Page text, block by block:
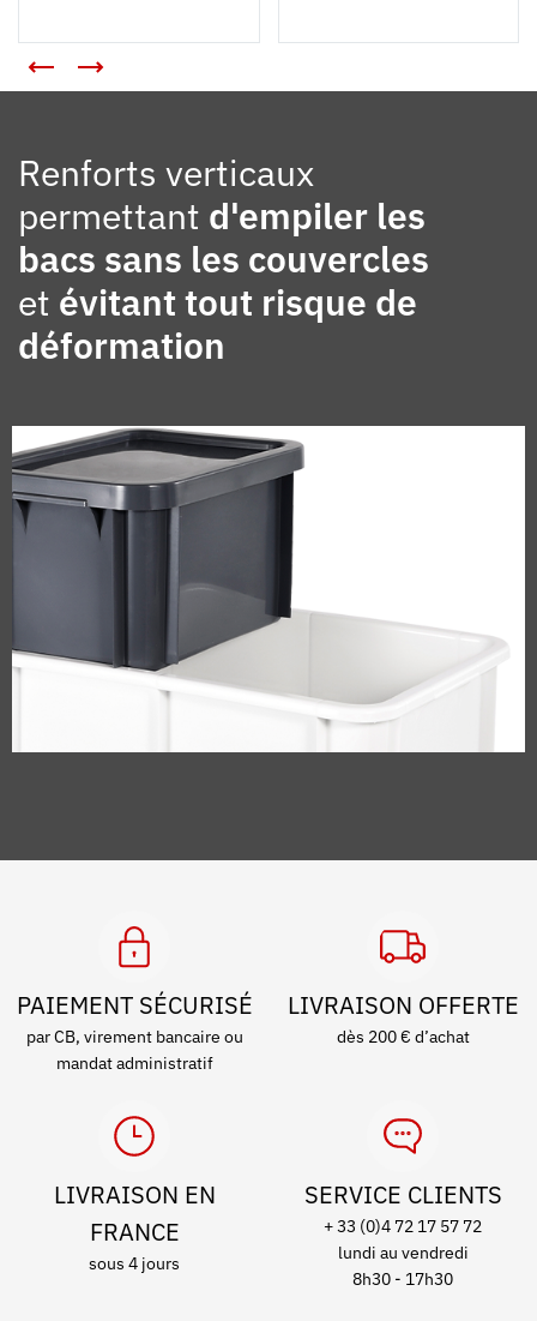
Renforts verticaux
permettant d'empiler les
bacs sans les couvercles
et évitant tout risque de
déformation
PAIEMENT SÉCURISÉ
par CB, virement bancaire ou
mandat administratif
LIVRAISON OFFERTE
dès 200 € d’achat
LIVRAISON EN
FRANCE
sous 4 jours
SERVICE CLIENTS
+ 33 (0)4 72 17 57 72
lundi au vendredi
8h30 - 17h30